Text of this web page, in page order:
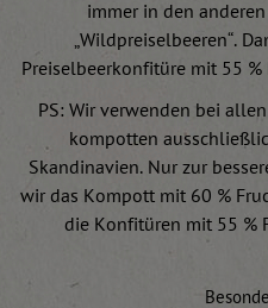
immer in den
„Wildpreiselbeeren“.
Preiselbeerkonfitüre mit 55
PS: Wir verwenden bei
kompotten
Skandinavien. Nur zur
wir das Kompott mit 60 %
die Konfitüren mit 55 %